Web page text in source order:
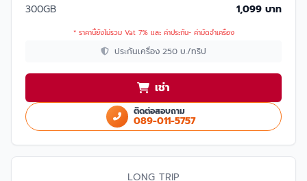
300GB
1,099 บาท
* ราคานี้ยังไม่รวม Vat 7% และ ค่าประกัน- ค่ามัดจำเครื่อง
ประกันเครื่อง 250 บ./ทริป
เช่า
ติดต่อสอบถาม
089-011-5757
LONG TRIP